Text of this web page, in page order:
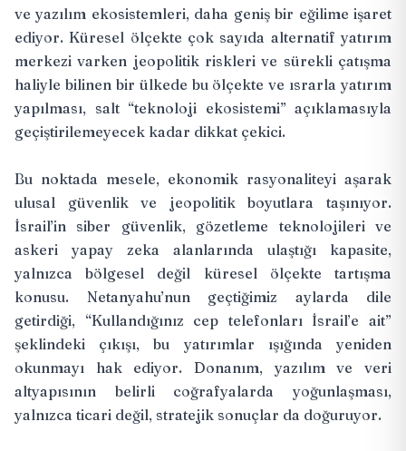
ve yazılım ekosistemleri, daha geniş bir eğilime işaret
ediyor. Küresel ölçekte çok sayıda alternatif yatırım
merkezi varken jeopolitik riskleri ve sürekli çatışma
haliyle bilinen bir ülkede bu ölçekte ve ısrarla yatırım
yapılması, salt “teknoloji ekosistemi” açıklamasıyla
geçiştirilemeyecek kadar dikkat çekici.
Bu noktada mesele, ekonomik rasyonaliteyi aşarak
ulusal güvenlik ve jeopolitik boyutlara taşınıyor.
İsrail’in siber güvenlik, gözetleme teknolojileri ve
askeri yapay zeka alanlarında ulaştığı kapasite,
yalnızca bölgesel değil küresel ölçekte tartışma
konusu. Netanyahu’nun geçtiğimiz aylarda dile
getirdiği, “Kullandığınız cep telefonları İsrail’e ait”
şeklindeki çıkışı, bu yatırımlar ışığında yeniden
okunmayı hak ediyor. Donanım, yazılım ve veri
altyapısının belirli coğrafyalarda yoğunlaşması,
yalnızca ticari değil, stratejik sonuçlar da doğuruyor.